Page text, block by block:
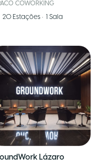
COWORKING
20 Estações • 1 Sala
Lázaro